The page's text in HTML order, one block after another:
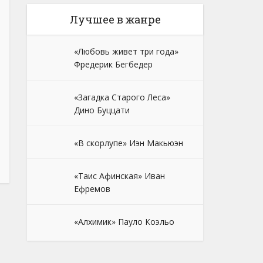
Лучшее в жанре
«Любовь живет три года»
Фредерик Бегбедер
«Загадка Старого Леса»
Дино Буццати
«В скорлупе» Иэн Макьюэн
«Таис Афинская» Иван
Ефремов
«Алхимик» Пауло Коэльо